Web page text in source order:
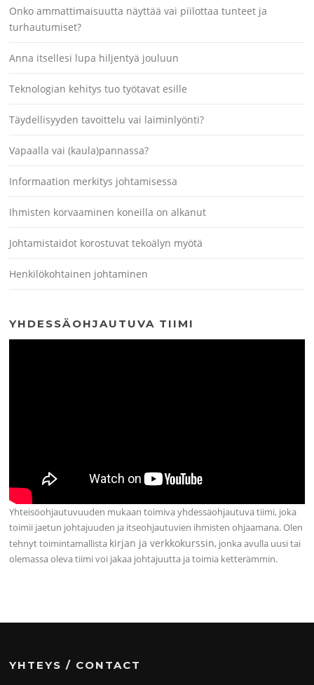
Onko ammattimaisuutta näyttää vai piilottaa tunteet ja
turhautumiset?
Anna itsellesi lupa hiljentyä jouluun
Teknologian kehitys tuo työtavat esille
Täydellisyyden tavoittelu vai laiminlyönti?
Vapaalla vai (kaula)pannassa?
Informaation merkitys johtamisessa
Ihmisten korvaaminen koneilla on alkanut
Johtamistaidot korostuvat tekoälyn myötä
Henkilökohtainen johtaminen
YHDESSÄOHJAUTUVA TIIMI
Yhteisöohjautuvuuden mukaan toimiva yhdessäohjautuva tiimi, joka
toimii jaetun johtajuuden ja itseohjautuvien ihmisten ohjaamana. Olen
tehnyt toimintamallista kirjan ja verkkokurssin, jonka avulla uusi tai
olemassa oleva tiimi voi jakaa johtajuutta ja toimia ketterämmin.
YHTEYS / CONTACT